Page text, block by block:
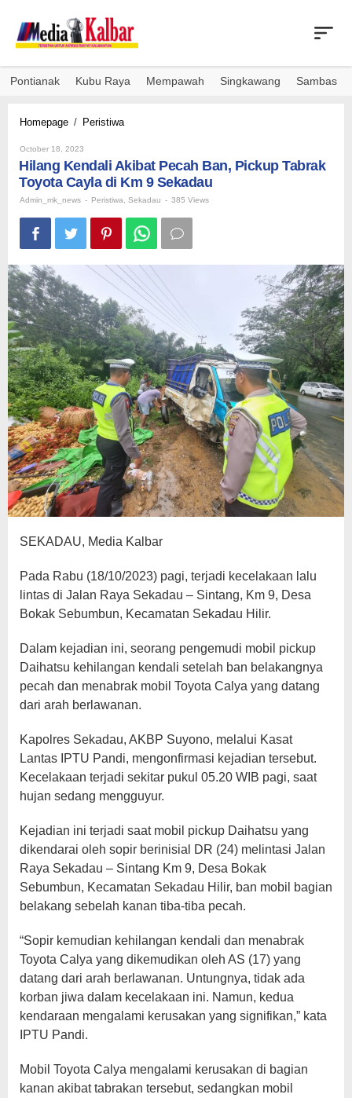
content
Pontianak Kubu Raya Mempawah Singkawang Sambas
Homepage / PeristiwaHilang
Pecah
Ban,
Tabrak
Toyota
Cayla
di
Km
9
Sekadau
October 18, 2023
Hilang Kendali Akibat Pecah Ban, Pickup Tabrak
Toyota Cayla di Km 9 Sekadau
Admin_mk_news - Peristiwa Sekadau - 385 Views
SEKADAU, Media Kalbar
Pada Rabu (18/10/2023) pagi, terjadi kecelakaan lalu
lintas di Jalan Raya Sekadau – Sintang, Km 9, Desa
Bokak Sebumbun, Kecamatan Sekadau Hilir.
Dalam kejadian ini, seorang pengemudi mobil pickup
Daihatsu kehilangan kendali setelah ban belakangnya
pecah dan menabrak mobil Toyota Calya yang datang
dari arah berlawanan.
Kapolres Sekadau, AKBP Suyono, melalui Kasat
Lantas IPTU Pandi, mengonfirmasi kejadian tersebut.
Kecelakaan terjadi sekitar pukul 05.20 WIB pagi, saat
hujan sedang mengguyur.
Kejadian ini terjadi saat mobil pickup Daihatsu yang
dikendarai oleh sopir berinisial DR (24) melintasi Jalan
Raya Sekadau – Sintang Km 9, Desa Bokak
Sebumbun, Kecamatan Sekadau Hilir, ban mobil bagian
belakang sebelah kanan tiba-tiba pecah.
“Sopir kemudian kehilangan kendali dan menabrak
Toyota Calya yang dikemudikan oleh AS (17) yang
datang dari arah berlawanan. Untungnya, tidak ada
korban jiwa dalam kecelakaan ini. Namun, kedua
kendaraan mengalami kerusakan yang signifikan,” kata
IPTU Pandi.
Mobil Toyota Calya mengalami kerusakan di bagian
kanan akibat tabrakan tersebut, sedangkan mobil